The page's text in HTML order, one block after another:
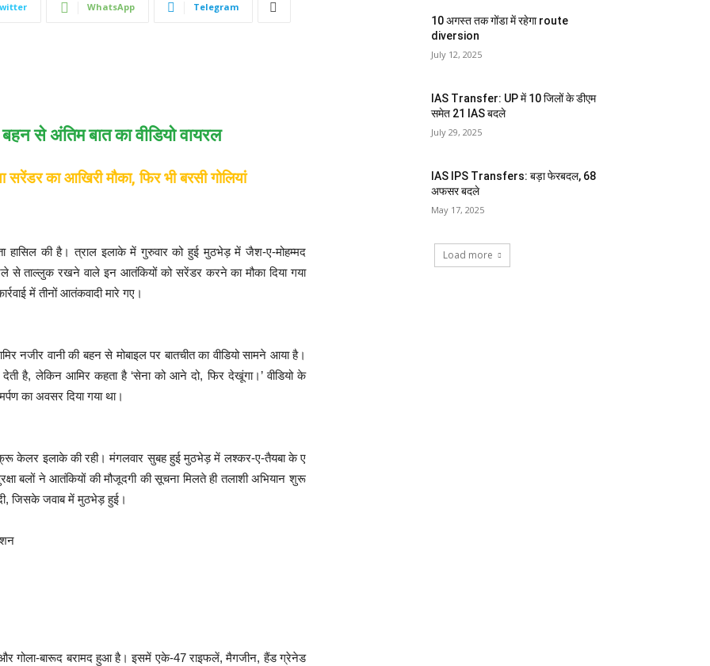
WhatsApp Telegram
से अंतिम बात का वीडियो वायरल
का आखिरी मौका, फिर भी बरसी गोलियां
हासिल की है। त्राल इलाके में गुरुवार को हुई मुठभेड़ में जैश-ए-मोहम्मद
से ताल्लुक रखने वाले इन आतंकियों को सरेंडर करने का मौका दिया गया
में तीनों आतंकवादी मारे गए।
वानी की बहन से मोबाइल पर बातचीत का वीडियो सामने आया है।
है, लेकिन आमिर कहता है ‘सेना को आने दो, फिर देखूंगा।’ वीडियो के
का अवसर दिया गया था।
केलर इलाके की रही। मंगलवार सुबह हुई मुठभेड़ में लश्कर-ए-तैयबा के ए
बलों ने आतंकियों की मौजूदगी की सूचना मिलते ही तलाशी अभियान शुरू
जिसके जवाब में मुठभेड़ हुई।
और गोला-बारूद बरामद हुआ है। इसमें एके-47 राइफलें, मैगजीन, हैंड ग्रेनेड
10 अगस्त तक गोंडा में रहेगा route
diversion
July 12, 2025
IAS Transfer: UP में 10 जिलों के डीएम
समेत 21 IAS बदले
July 29, 2025
IAS IPS Transfers: बड़ा फेरबदल, 68
अफसर बदले
May 17, 2025
Load more